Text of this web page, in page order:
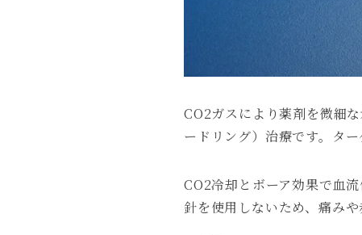
CO2ガスにより薬剤を微細
ードリング）治療です。タ
CO2冷却とボーア効果で血
針を使用しないため、痛み